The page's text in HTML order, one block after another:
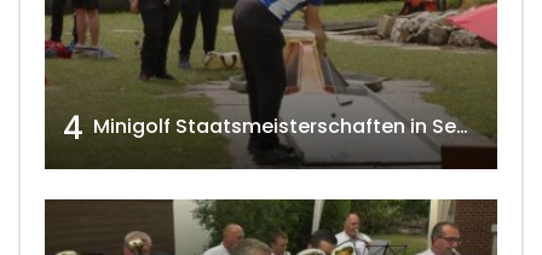
4 Minigolf Staatsmeisterschaften in Seefeld-Kadolz w4tv174